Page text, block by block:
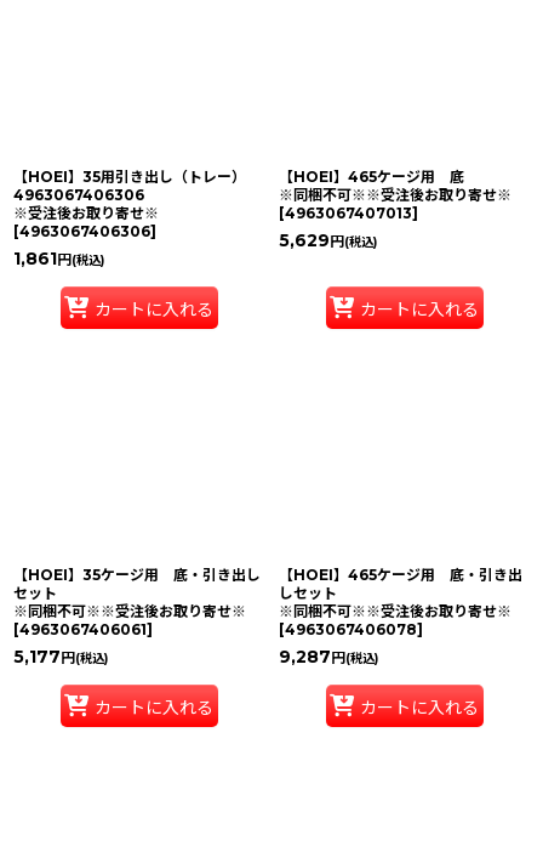
【HOEI】35用引き出し（トレー）
4963067406306
※受注後お取り寄せ※
[4963067406306]
1,861円 (税込)
カートに入れる
【HOEI】465ケージ用 底
※同梱不可※※受注後お取り寄せ※
[4963067407013]
5,629 円 (税込)
カートに入れる
【HOEI】35ケージ用 底・引き出し
セット
※同梱不可※※受注後お取り寄せ※
[4963067406061]
5,177 円 (税込)
カートに入れる
【HOEI】465ケージ用 底・引き出
しセット
※同梱不可※※受注後お取り寄せ※
[4963067406078]
9,287 円 (税込)
カートに入れる